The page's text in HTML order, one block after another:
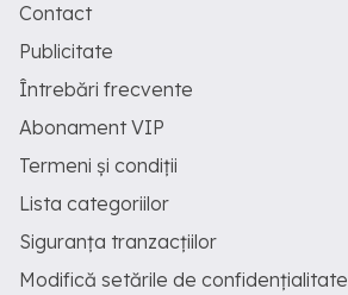
Contact
Publicitate
Întrebări frecvente
Abonament VIP
Termeni și condiții
Lista categoriilor
Siguranța tranzacțiilor
Modifică setările de confidențialitate